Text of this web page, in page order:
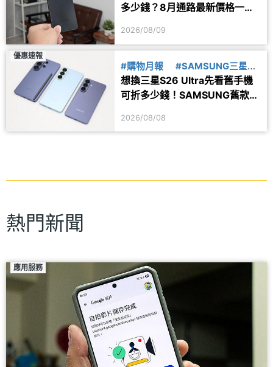
多少錢？8月通路最新價格一次
2026/08/09
優惠速報
#購物月報
#SAMSUNG三星
#舊換新
想換三星S26 Ultra先看舊手機
可折多少錢！SAMSUNG舊款旗
2026/08/08
熱門新聞
應用服務